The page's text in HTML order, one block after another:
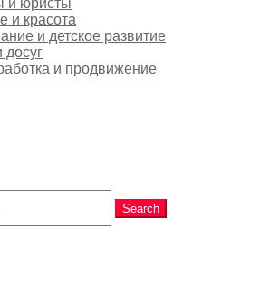
и юристы
и красота
и детское развитие
досуг
и продвижение
Search